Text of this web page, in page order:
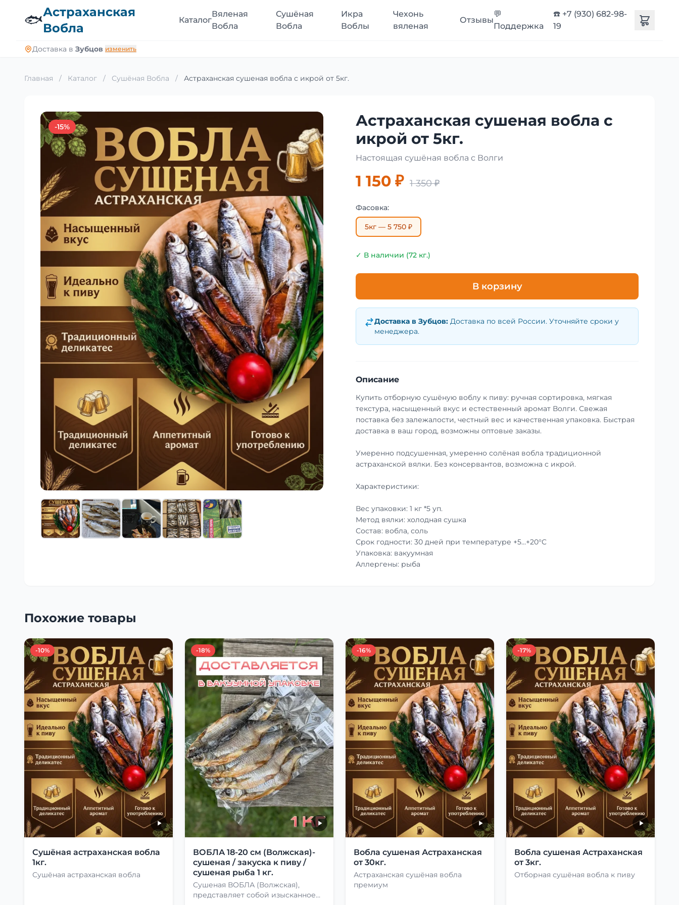
🐟Астраханская
Вобла
Каталог
Вяленая
Вобла
Сушёная
Вобла
Икра
Воблы
Чехонь
вяленая
Отзывы
💬
Поддержка
☎️ +7 (930) 682-98-
19
Доставка в Зубцов изменить
Главная / Каталог / Сушёная Вобла / Астраханская сушеная вобла с икрой от 5кг.
-15%
Астраханская сушеная вобла с
икрой от 5кг.
Настоящая сушёная вобла с Волги
1 150 ₽ 1 350 ₽
Фасовка:
5кг — 5 750 ₽
✓ В наличии (72 кг.)
В корзину
Доставка в Зубцов: Доставка по всей России. Уточняйте сроки у
менеджера.
Описание
Купить отборную сушёную воблу к пиву: ручная сортировка, мягкая
текстура, насыщенный вкус и естественный аромат Волги. Свежая
поставка без залежалости, честный вес и качественная упаковка. Быстрая
доставка в ваш город, возможны оптовые заказы.
Умеренно подсушенная, умеренно солёная вобла традиционной
астраханской вялки. Без консервантов, возможна с икрой.
Характеристики:
Вес упаковки: 1 кг *5 уп.
Метод вялки: холодная сушка
Состав: вобла, соль
Срок годности: 30 дней при температуре +5…+20°C
Упаковка: вакуумная
Аллергены: рыба
Похожие товары
-10%
Сушёная астраханская вобла
1кг.
Сушёная астраханская вобла
-18%
ВОБЛА 18-20 см (Волжская)-
сушеная / закуска к пиву /
сушеная рыба 1 кг.
Сушеная ВОБЛА (Волжская),
представляет собой изысканное
-16%
Вобла сушеная Астраханская
от 30кг.
Астраханская сушёная вобла
премиум
-17%
Вобла сушеная Астраханская
от 3кг.
Отборная сушёная вобла к пиву